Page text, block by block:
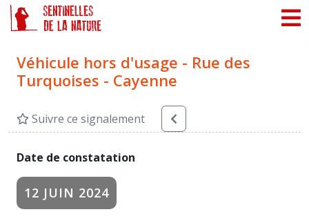
Véhicule hors d'usage - Rue des
Turquoises - Cayenne
Suivre ce signalement
Date de constatation
12 JUIN 2024
Panneau de gestion des cookies